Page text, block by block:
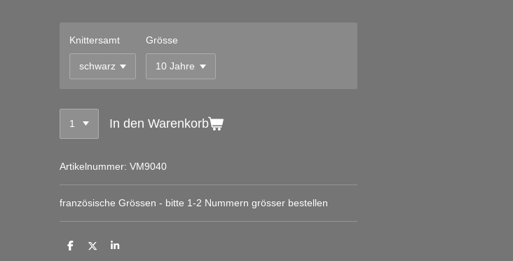
Knittersamt Grösse
In den Warenkorb
Artikelnummer: VM9040
französische Grössen - bitte 1-2 Nummern grösser bestellen
T
T
T